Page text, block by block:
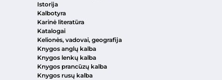
Istorija
Kalbotyra
Karinė literatūra
Katalogai
Kelionės, vadovai, geografija
Knygos anglų kalba
Knygos lenkų kalba
Knygos prancūzų kalba
Knygos rusų kalba